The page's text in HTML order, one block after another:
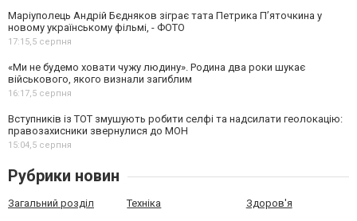
Маріуполець Андрій Бєдняков зіграє тата Петрика П’яточкина у
новому українському фільмі, - ФОТО
17:15,5 серпня
«Ми не будемо ховати чужу людину». Родина два роки шукає
військового, якого визнали загиблим
16:17,5 серпня
Вступників із ТОТ змушують робити селфі та надсилати геолокацію:
правозахисники звернулися до МОН
15:04,5 серпня
Рубрики новин
Загальний розділ Техніка Здоров'я